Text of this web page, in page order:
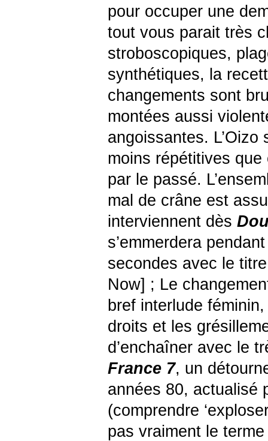
pour occuper une
tout vous parait très
stroboscopiques,
synthétiques, la
changements sont
montées aussi
angoissantes.
moins répétitives que
par le passé.
mal de crâne est
interviennent dès
s’emmerdera
secondes avec le
Now] ; Le
bref interlude
droits et les
d’enchaîner avec le
France 7, un
années 80, actualisé
(comprendre
pas vraiment le